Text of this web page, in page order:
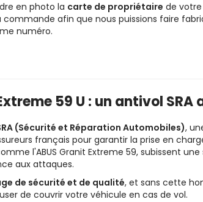
en photo la carte de propriétaire de
commande afin que nous puissions faire
numéro.
59 U : un antivol
(Sécurité et Réparation Automobiles),
français pour garantir la prise en
l'ABUS Granit Extreme 59, subissent
aux attaques.
de sécurité et de qualité, et sans cette
de couvrir votre véhicule en cas de vol.